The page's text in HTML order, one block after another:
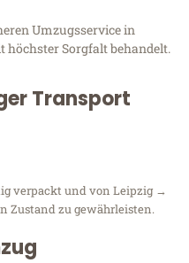
Umzugsservice in
höchster Sorgfalt behandelt.
Transport
verpackt und von Leipzig →
Zustand zu gewährleisten.